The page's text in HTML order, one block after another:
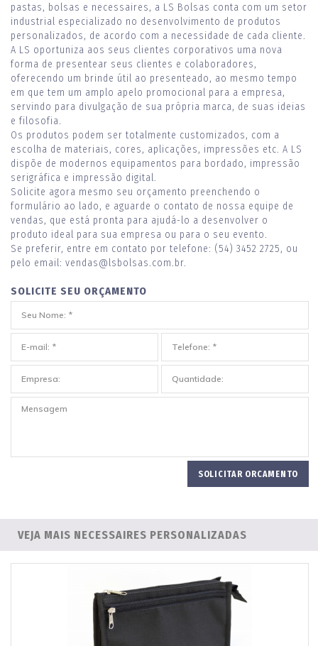
pastas, bolsas e necessaires, a LS Bolsas conta com um setor
industrial especializado no desenvolvimento de produtos
personalizados, de acordo com a necessidade de cada cliente.
A LS oportuniza aos seus clientes corporativos uma nova
forma de presentear seus clientes e colaboradores,
oferecendo um brinde útil ao presenteado, ao mesmo tempo
em que tem um amplo apelo promocional para a empresa,
servindo para divulgação de sua própria marca, de suas ideias
e filosofia.
Os produtos podem ser totalmente customizados, com a
escolha de materiais, cores, aplicações, impressões etc. A LS
dispõe de modernos equipamentos para bordado, impressão
serigráfica e impressão digital.
Solicite agora mesmo seu orçamento preenchendo o
formulário ao lado, e aguarde o contato de nossa equipe de
vendas, que está pronta para ajudá-lo a desenvolver o
produto ideal para sua empresa ou para o seu evento.
Se preferir, entre em contato por telefone: (54) 3452 2725, ou
pelo email: vendas@lsbolsas.com.br.
SOLICITE SEU ORÇAMENTO
VEJA MAIS NECESSAIRES PERSONALIZADAS